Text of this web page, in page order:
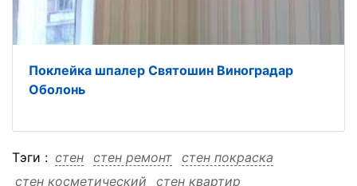
Поклейка шпалер Святошин Виноградар
Оболонь
Тэги : стен стен ремонт стен покраска
стен косметический
стен квартир